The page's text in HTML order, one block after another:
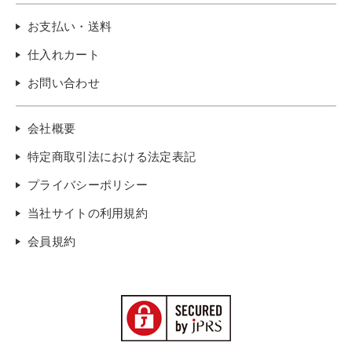
お支払い・送料
仕入れカート
お問い合わせ
会社概要
特定商取引法における法定表記
プライバシーポリシー
当社サイトの利用規約
会員規約